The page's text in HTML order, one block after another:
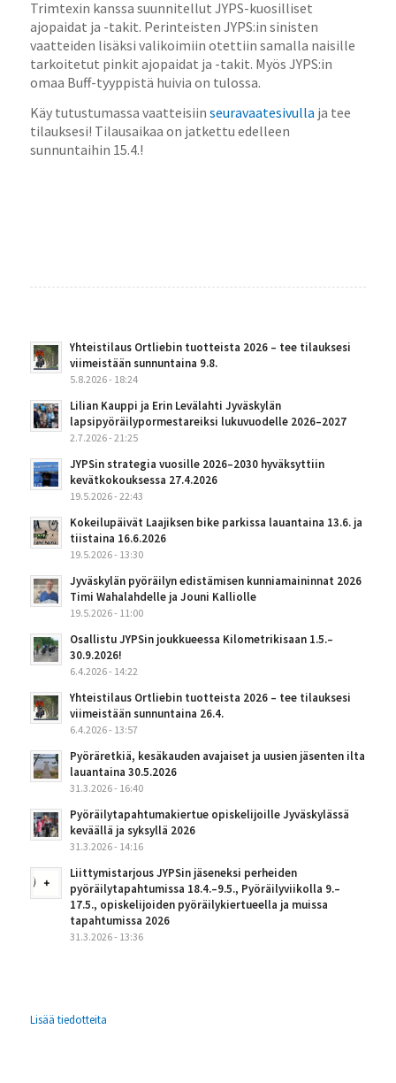
Trimtexin kanssa suunnitellut JYPS-kuosilliset
ajopaidat ja -takit. Perinteisten JYPS:in sinisten
vaatteiden lisäksi valikoimiin otettiin samalla naisille
tarkoitetut pinkit ajopaidat ja -takit. Myös JYPS:in
omaa Buff-tyyppistä huivia on tulossa.
Käy tutustumassa vaatteisiin seuravaatesivulla ja tee
tilauksesi! Tilausaikaa on jatkettu edelleen
sunnuntaihin 15.4.!
Yhteistilaus Ortliebin tuotteista 2026 – tee tilauksesi
viimeistään sunnuntaina 9.8.
5.8.2026 - 18:24
Lilian Kauppi ja Erin Levälahti Jyväskylän
lapsipyöräilypormestareiksi lukuvuodelle 2026–2027
2.7.2026 - 21:25
JYPSin strategia vuosille 2026–2030 hyväksyttiin
kevätkokouksessa 27.4.2026
19.5.2026 - 22:43
Kokeilupäivät Laajiksen bike parkissa lauantaina 13.6. ja
tiistaina 16.6.2026
19.5.2026 - 13:30
Jyväskylän pyöräilyn edistämisen kunniamaininnat 2026
Timi Wahalahdelle ja Jouni Kalliolle
19.5.2026 - 11:00
Osallistu JYPSin joukkueessa Kilometrikisaan 1.5.–
30.9.2026!
6.4.2026 - 14:22
Yhteistilaus Ortliebin tuotteista 2026 – tee tilauksesi
viimeistään sunnuntaina 26.4.
6.4.2026 - 13:57
Pyöräretkiä, kesäkauden avajaiset ja uusien jäsenten ilta
lauantaina 30.5.2026
31.3.2026 - 16:40
Pyöräilytapahtumakiertue opiskelijoille Jyväskylässä
keväällä ja syksyllä 2026
31.3.2026 - 14:16
Liittymistarjous JYPSin jäseneksi perheiden
pyöräilytapahtumissa 18.4.–9.5., Pyöräilyviikolla 9.–
17.5., opiskelijoiden pyöräilykiertueella ja muissa
tapahtumissa 2026
31.3.2026 - 13:36
Lisää tiedotteita